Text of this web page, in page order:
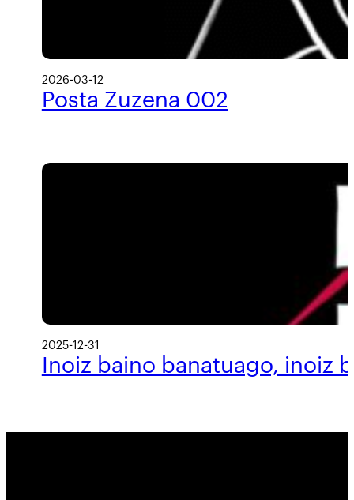
2026-03-12
Posta Zuzena 002
2025-12-31
Inoiz baino banatuago, inoiz